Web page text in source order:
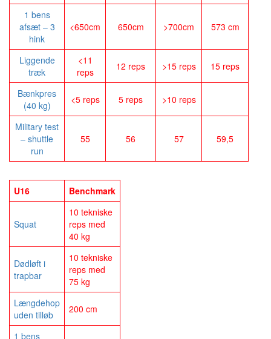
1 bens
afsæt – 3
hink
<650cm 650cm >700cm 573 cm
Liggende
træk
<11
reps
12 reps >15 reps 15 reps
Bænkpres
(40 kg)
<5 reps 5 reps >10 reps
Military test
– shuttle
run
55 56 57 59,5
U16 Benchmark
Squat
10 tekniske
reps med
40 kg
Dødløft i
trapbar
10 tekniske
reps med
75 kg
Længdehop
uden tilløb
200 cm
1 bens